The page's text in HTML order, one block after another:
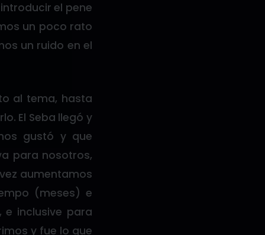
el pene
un poco rato
un ruido en el
al tema, hasta
El Seba llegó y
gustó y que
para nosotros,
aumentamos
(meses) e
inclusive para
y fue lo que